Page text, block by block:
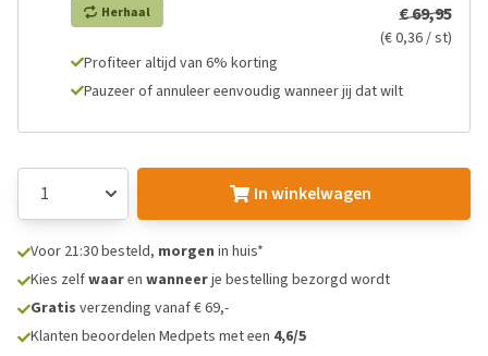
Herhaal € 69,95
(€ 0,36 / st)
Profiteer altijd van 6% korting
Pauzeer of annuleer eenvoudig wanneer jij dat wilt
In winkelwagen
Voor 21:30 besteld, morgen in huis*
Kies zelfwaaren wanneerje bestelling bezorgd wordt
Gratis verzending vanaf € 69,-
Klanten beoordelen Medpets met een 4,6/5